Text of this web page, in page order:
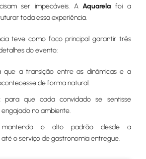
ser impecáveis. AAquarela foi a
toda essa experiência.
teve como foco principal garantir três
do evento:
a transição entre as dinâmicas e a
de forma natural.
para que cada convidado se sentisse
no ambiente.
o alto padrão desde a
o serviço de gastronomia entregue.